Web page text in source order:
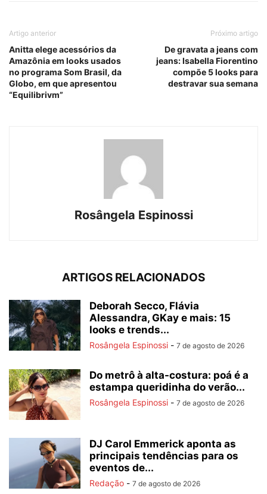
Artigo anterior
Anitta elege acessórios da
Amazônia em looks usados
no programa Som Brasil, da
Globo, em que apresentou
“Equilibrivm”
Próximo artigo
De gravata a jeans com
jeans: Isabella Fiorentino
compõe 5 looks para
destravar sua semana
Rosângela Espinossi
ARTIGOS RELACIONADOS
Deborah Secco, Flávia
Alessandra, GKay e mais: 15
looks e trends...
Rosângela Espinossi - 7 de agosto de 2026
Do metrô à alta-costura: poá é a
estampa queridinha do verão...
Rosângela Espinossi - 7 de agosto de 2026
DJ Carol Emmerick aponta as
principais tendências para os
eventos de...
Redação - 7 de agosto de 2026